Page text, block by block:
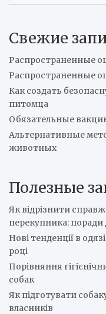
c
Свежие
Распространенные
Распространенные
Как создать
питомца
Обязательные
Альтернативные
животных
Полезные
Як відрізнити
перекупника: поради
Нові тенденції в
році
Порівняння
собак
Як підготувати
власників